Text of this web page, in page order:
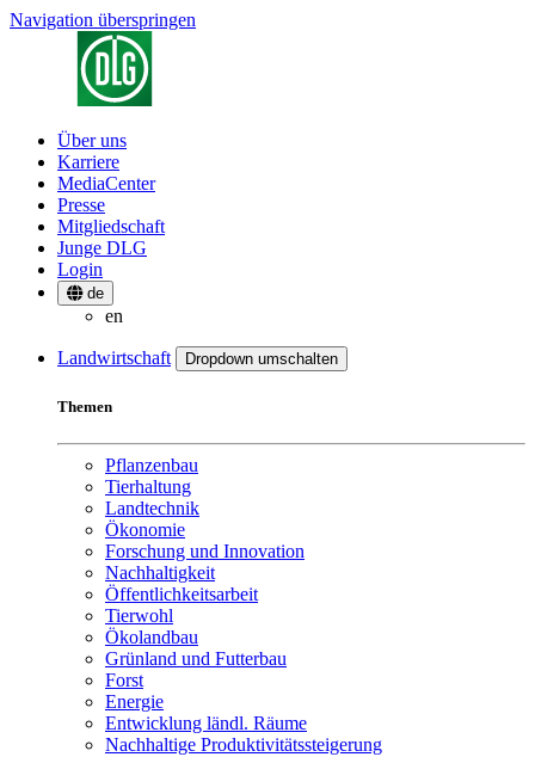
Navigation überspringen
Über uns
Karriere
MediaCenter
Presse
Mitgliedschaft
Junge DLG
Login
de
en
Landwirtschaft Dropdown umschalten
Themen
Pflanzenbau
Tierhaltung
Landtechnik
Ökonomie
Forschung und Innovation
Nachhaltigkeit
Öffentlichkeitsarbeit
Tierwohl
Ökolandbau
Grünland und Futterbau
Forst
Energie
Entwicklung ländl. Räume
Nachhaltige Produktivitätssteigerung